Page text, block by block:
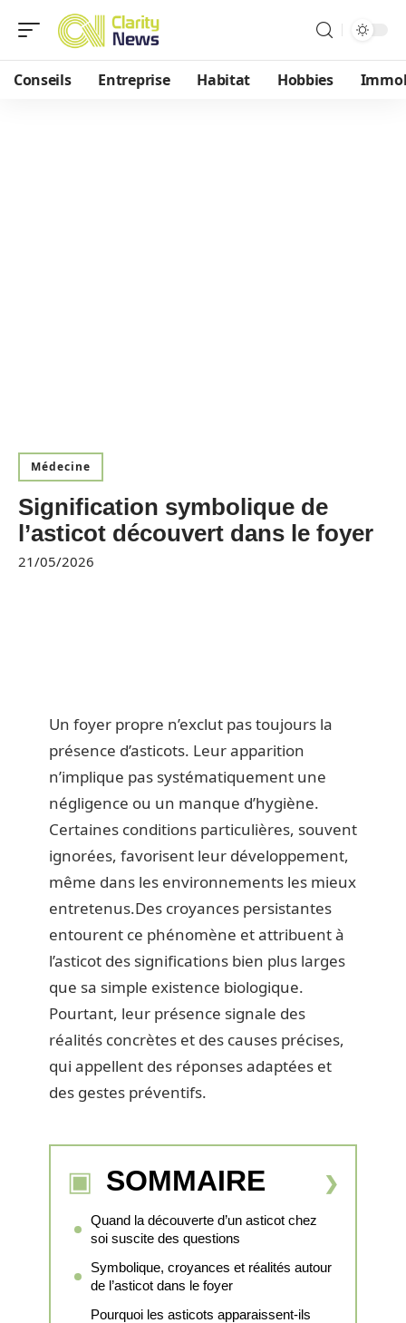
Conseils Entreprise Habitat Hobbies
Médecine
Signification symbolique de
l’asticot découvert dans le foyer
21/05/2026
Un foyer propre n’exclut pas toujours la
présence d’asticots. Leur apparition
n’implique pas systématiquement une
négligence ou un manque d’hygiène.
Certaines conditions particulières, souvent
ignorées, favorisent leur développement,
même dans les environnements les mieux
entretenus.Des croyances persistantes
entourent ce phénomène et attribuent à
l’asticot des significations bien plus larges
que sa simple existence biologique.
Pourtant, leur présence signale des
réalités concrètes et des causes précises,
qui appellent des réponses adaptées et
des gestes préventifs.
SOMMAIRE
Quand la découverte d’un asticot chez
soi suscite des questions
Symbolique, croyances et réalités autour
de l’asticot dans le foyer
Pourquoi les asticots apparaissent-ils